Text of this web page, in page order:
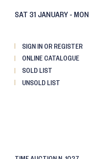
SAT 31 JANUARY - MON
SIGN IN OR REGISTER
ONLINE CATALOGUE
SOLD LIST
UNSOLD LIST